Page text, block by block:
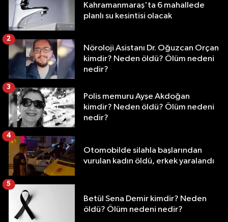
Kahramanmaraş'ta 6 mahallede
planlı su kesintisi olacak
Nöroloji Asistanı Dr. Oğuzcan Orçan
kimdir? Neden öldü? Ölüm nedeni
nedir?
2
Polis memuru Ayşe Akdoğan
kimdir? Neden öldü? Ölüm nedeni
nedir?
3
Otomobilde silahla başlarından
vurulan kadın öldü, erkek yaralandı
4
Betül Sena Demir kimdir? Neden
öldü? Ölüm nedeni nedir?
5